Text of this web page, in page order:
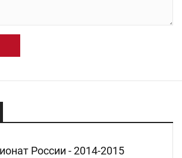
России - 2014-2015